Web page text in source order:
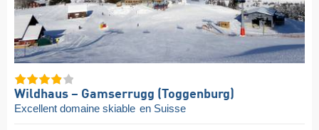
Wildhaus – Gamserrugg (Toggenburg)
Excellent domaine skiable en Suisse